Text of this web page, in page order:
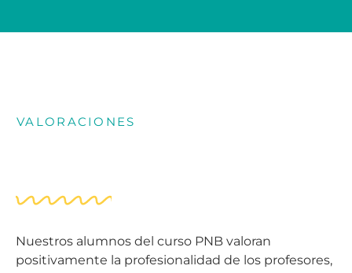
VALORACIONES
Nuestros alumnos del curso PNB valoran
positivamente la profesionalidad de los profesores,